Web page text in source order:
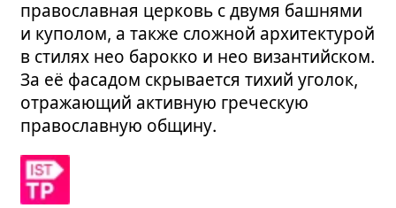
православная церковь с двумя башнями
и куполом, а также сложной архитектурой
в стилях нео барокко и нео византийском.
За её фасадом скрывается тихий уголок,
отражающий активную греческую
православную общину.